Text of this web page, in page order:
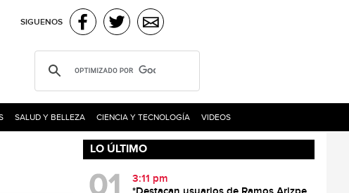
SIGUENOS
SALUD Y BELLEZA CIENCIA Y TECNOLOGÍA VIDEOS
LO ÚLTIMO
3:11 pm